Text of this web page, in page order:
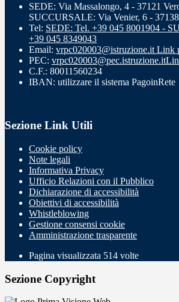
SEDE: Via Massalongo, 4 - 37121
SUCCURSALE: Via Venier, 6 -
Tel: SEDE: Tel. +39 045 8001904 -
+39 045 8349043
Email: vrpc020003@istruzione.it Link
PEC: vrpc020003@pec.istruzione.it
C.F.: 80011560234
IBAN: utilizzare il sistema PagoinRete
Sezione Link Utili
Cookie policy
Note legali
Informativa Privacy
Ufficio Relazioni con il Pubblico
Dichiarazione di accessibilità
Obiettivi di accessibilità
Whistleblowing
Gestione consensi cookie
Amministrazione trasparente
Pagina visualizzata 514 volte
Sezione Copyright